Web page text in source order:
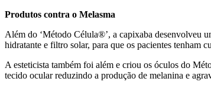
Produtos contra o Melasma
Além do ‘Método Célula®’, a capixaba desenvolveu
hidratante e filtro solar, para que os pacientes tenham
A esteticista também foi além e criou os óculos do
tecido ocular reduzindo a produção de melanina e